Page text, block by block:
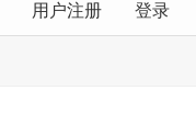
用户注册 登录